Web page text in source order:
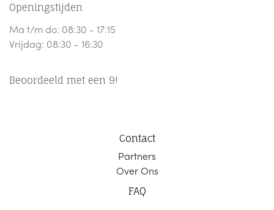
Openingstijden
Ma t/m do: 08:30 - 17:15
Vrijdag: 08:30 - 16:30
Beoordeeld met een 9!
Contact
Partners
Over Ons
FAQ